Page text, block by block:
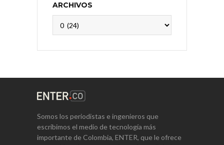
ARCHIVOS
Somos los periodistas e ingenieros que
escribimos el medio de tecnología más
importante de Colombia, ENTER, que le ofrece